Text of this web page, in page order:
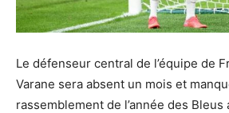
Le défenseur central de l’équipe de
Varane sera absent un mois et
rassemblement de l’année des Bleus